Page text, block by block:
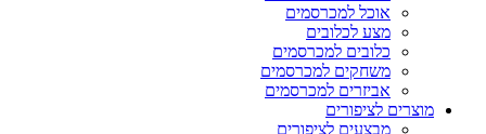
אוכל למכרסמים
מצע לכלובים
כלובים למכרסמים
משחקים למכרסמים
אביזרים למכרסמים
מוצרים לציפורים
מבצעים לציפורים